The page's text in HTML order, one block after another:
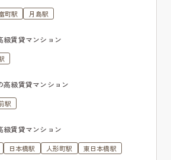
町駅 月島駅
級賃貸マンション
高級賃貸マンション
駅
級賃貸マンション
日本橋駅 人形町駅 東日本橋駅